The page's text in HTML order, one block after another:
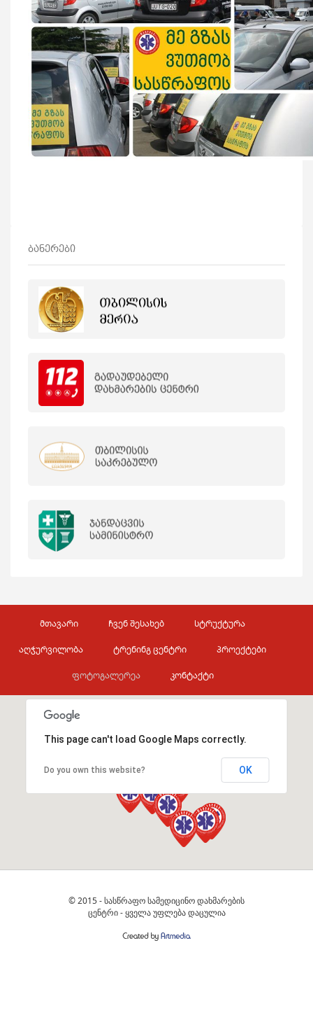
ბანერები
მთავარი ჩვენ შესახებ სტრუქტურა
აღჭურვილობა ტრენინგ ცენტრი პროექტები
ფოტოგალერეა კონტაქტი
This page can't load Google Maps correctly.
Do you own this website? OK
© 2015 - სასწრაფო სამედიცინო დახმარების
ცენტრი - ყველა უფლება დაცულია